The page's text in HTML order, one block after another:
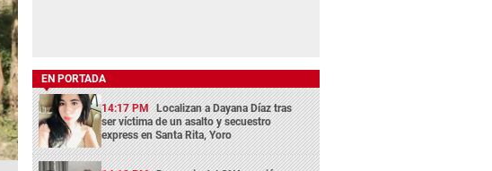
EN PORTADA
14:17 PM Localizan a Dayana Díaz tras
ser víctima de un asalto y secuestro
express en Santa Rita, Yoro